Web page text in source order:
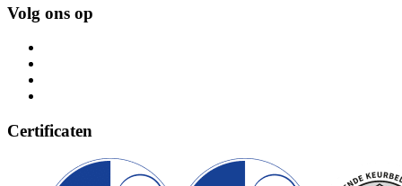
Volg ons op
Certificaten